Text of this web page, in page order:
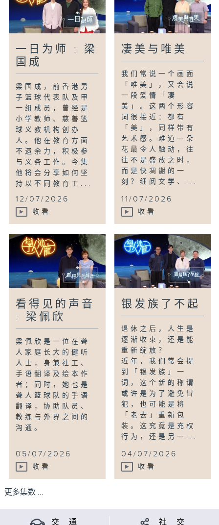
一日为师 : 梁
国成
梁国成，前香港男
子篮球代表队及甲
一组成员，曾经是
小学教师、慈善篮
球义教机构创办
人。他在教育方面
不遗余力，积极参
与义务工作。今集
他将会分享如何坚
持以不同教育工...
12/07/2026
收看
凄美与唯美
我们常说一个画面
「唯美」，又会说
一段爱情「凄
美」。这两个形容
词很接近：都有
「美」，同样带有
艺术感。难道一朵
花最令人触动，往
往不是盛放之时，
而是快凋谢的一
刻？细阅文学、...
11/07/2026
收看
看得见的声音
: 梁佩欣
梁佩欣是一位在聋
人家庭长大的健听
人士，身兼社工、
手语翻译及绘本作
者；同时，她也是
聋人篮球队的手语
翻译，协助队员、
教练与外界之间的
沟通。
...
05/07/2026
收看
银发族了不起
退休之后，人生是
逐渐收束，还是能
重新绽放？
近年，我们常会提
到「银发族」一
词，这个新的称谓
或许是为了避免冒
犯，也可能是将
「老去」重新包
装。这究竟是充权
行为，还是另一...
04/07/2026
收看
更多集数 ...
交 通 社 交